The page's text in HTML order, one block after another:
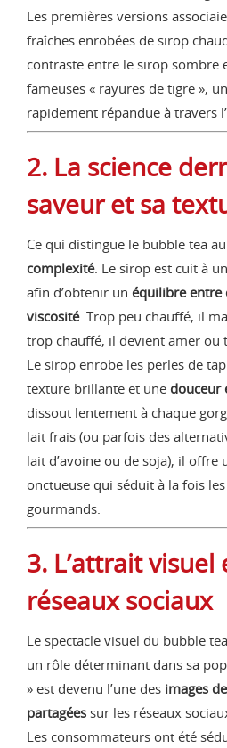
Les premières versions
fraîches enrobées de sirop
contraste entre le sirop sombre
fameuses « rayures de tigre »,
rapidement répandue à travers
2. La science
saveur et sa
Ce qui distingue le bubble tea
complexité. Le sirop est cuit à
afin d’obtenir un équilibre entre
viscosité. Trop peu chauffé, il
trop chauffé, il devient amer ou
Le sirop enrobe les perles de
texture brillante et une douceur
dissout lentement à chaque
lait frais (ou parfois des
lait d’avoine ou de soja), il offre
onctueuse qui séduit à la fois
gourmands.
3. L’attrait visuel
réseaux sociaux
Le spectacle visuel du bubble
un rôle déterminant dans sa
» est devenu l’une des images
partagées sur les réseaux
Les consommateurs ont été